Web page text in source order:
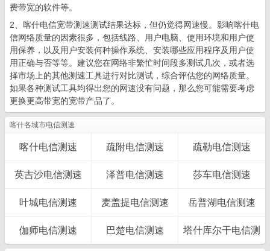
费带宽的软件等。
2、喀什电信宽带测速测试结果达标，但仍觉得网速慢。影响喀什电
信网络质量的因素很多，包括线路、用户电脑、使用环境和用户使
用保养，以及用户安装何种操作系统、安装哪些应用程序及用户使
用正确与否等等。建议您在网络非繁忙时间段多测试几次，或者选
择市场上的其他测速工具进行对比测试，综合评估您的网络质量。
如果各种测试工具均得出您的网速没有问题，那么您可能需要考虑
更换更高带宽的宽带产品了。
喀什各城市电信测速
喀什电信测速 疏附电信测速 疏勒电信测速
英吉沙电信测速 泽普电信测速 莎车电信测速
叶城电信测速 麦盖提电信测速 岳普湖电信测速
伽师电信测速 巴楚电信测速 塔什库尔干电信测